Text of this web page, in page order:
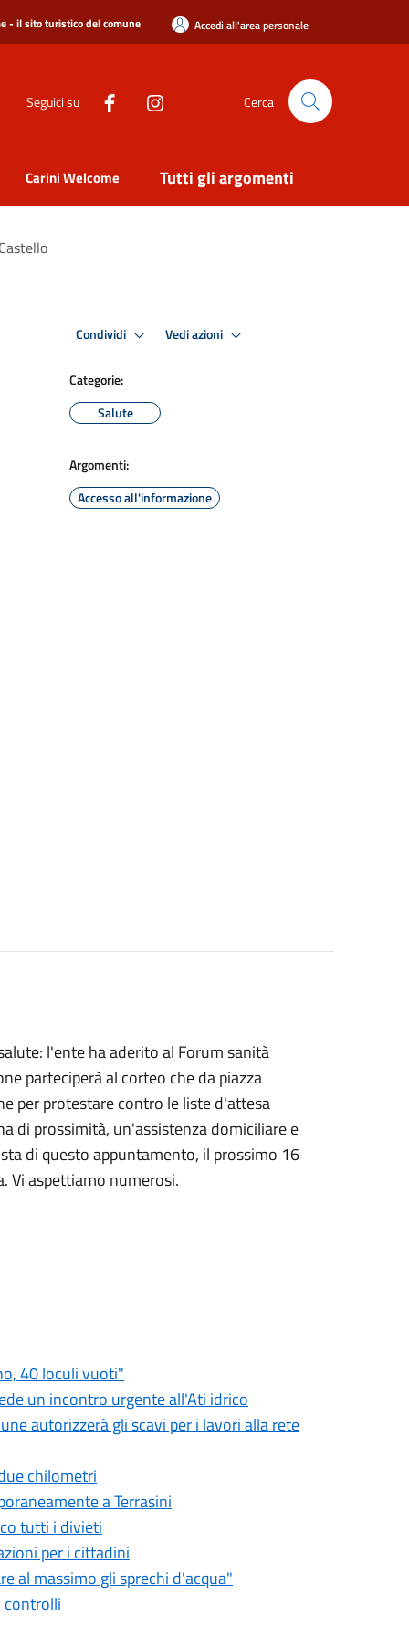
- il sito turistico del comune Accedi all'area personale
Seguici su Cerca
Carini Welcome Tutti gli argomenti
Condividi Vedi azioni
Categorie:
Salute
Argomenti:
Accesso all'informazione
l'ente ha aderito al Forum sanità
parteciperà al corteo che da piazza
per protestare contro le liste d'attesa
di prossimità, un'assistenza domiciliare e
di questo appuntamento, il prossimo 16
Vi aspettiamo numerosi.
40 loculi vuoti"
un incontro urgente all'Ati idrico
autorizzerà gli scavi per i lavori alla rete
chilometri
a Terrasini
tutti i divieti
per i cittadini
al massimo gli sprechi d'acqua"
controlli